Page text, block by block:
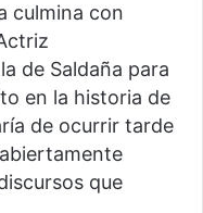
culmina con
de Saldaña para
en la historia de
de ocurrir tarde
que